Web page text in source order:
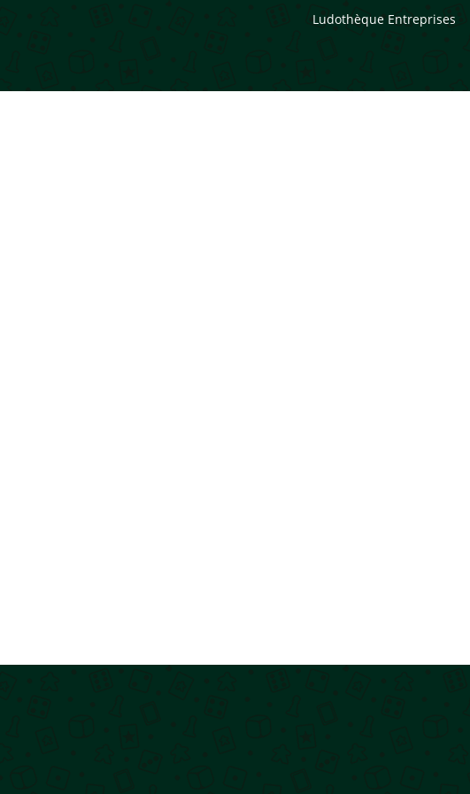
Ludothèque Entreprises